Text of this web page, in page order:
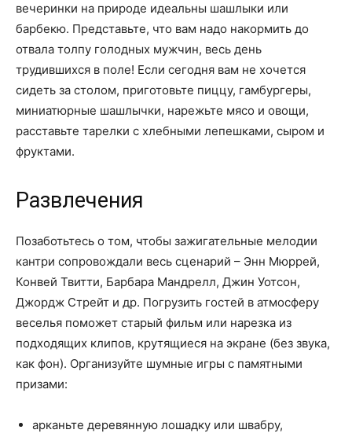
вечеринки на природе идеальны шашлыки или
барбекю. Представьте, что вам надо накормить до
отвала толпу голодных мужчин, весь день
трудившихся в поле! Если сегодня вам не хочется
сидеть за столом, приготовьте пиццу, гамбургеры,
миниатюрные шашлычки, нарежьте мясо и овощи,
расставьте тарелки с хлебными лепешками, сыром и
фруктами.
Развлечения
Позаботьтесь о том, чтобы зажигательные мелодии
кантри сопровождали весь сценарий – Энн Мюррей,
Конвей Твитти, Барбара Мандрелл, Джин Уотсон,
Джордж Стрейт и др. Погрузить гостей в атмосферу
веселья поможет старый фильм или нарезка из
подходящих клипов, крутящиеся на экране (без звука,
как фон). Организуйте шумные игры с памятными
призами:
арканьте деревянную лошадку или швабру,